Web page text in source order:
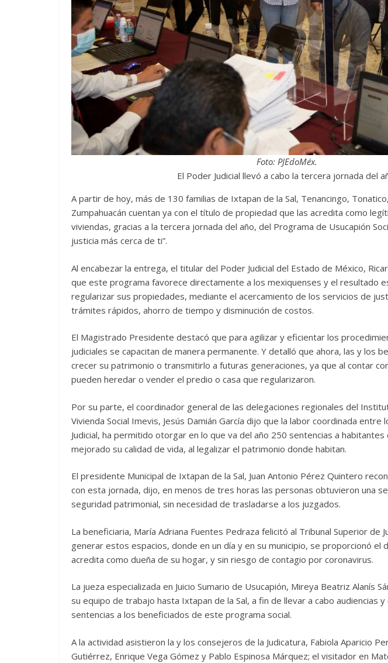
Foto: PJEdoMéx.
El Poder Judicial llevó a cabo la tercera jornada del
A partir de hoy, más de 130 familias de Ixtapan de la Sal, Tenancingo,
Zumpahuacán cuentan ya con el título de propiedad que las acredita como
viviendas, gracias a la tercera jornada del año, del Programa de Usucapión
justicia más cerca de ti”.
Al encabezar la entrega, el titular del Poder Judicial del Estado de México,
que este programa favorece directamente a los mexiquenses y el resultado
regularizar sus propiedades, mediante el acercamiento de los servicios de
trámites rápidos, ahorro de tiempo y disminución de costos.
El Magistrado Presidente destacó que para agilizar y eficientar los
judiciales se capacitan de manera permanente. Y detalló que ahora, las y los
crecer su patrimonio o transmitirlo a futuras generaciones, ya que al contar
pueden heredar o vender el predio o casa que regularizaron.
Por su parte, el coordinador general de las delegaciones regionales del
Vivienda Social Imevis, Jesús Damián García dijo que la labor coordinada
Judicial, ha permitido otorgar en lo que va del año 250 sentencias a habitantes
mejorado su calidad de vida, al legalizar el patrimonio donde habitan.
El presidente Municipal de Ixtapan de la Sal, Juan Antonio Pérez Quintero
con esta jornada, dijo, en menos de tres horas las personas obtuvieron una
seguridad patrimonial, sin necesidad de trasladarse a los juzgados.
La beneficiaria, María Adriana Fuentes Pedraza felicitó al Tribunal Superior de
generar estos espacios, donde en un día y en su municipio, se proporcionó el
acredita como dueña de su hogar, y sin riesgo de contagio por coronavirus.
La jueza especializada en Juicio Sumario de Usucapión, Mireya Beatriz Alanís
su equipo de trabajo hasta Ixtapan de la Sal, a fin de llevar a cabo audiencias
sentencias a los beneficiados de este programa social.
A la actividad asistieron la y los consejeros de la Judicatura, Fabiola Aparicio
Gutiérrez, Enrique Vega Gómez y Pablo Espinosa Márquez; el visitador en